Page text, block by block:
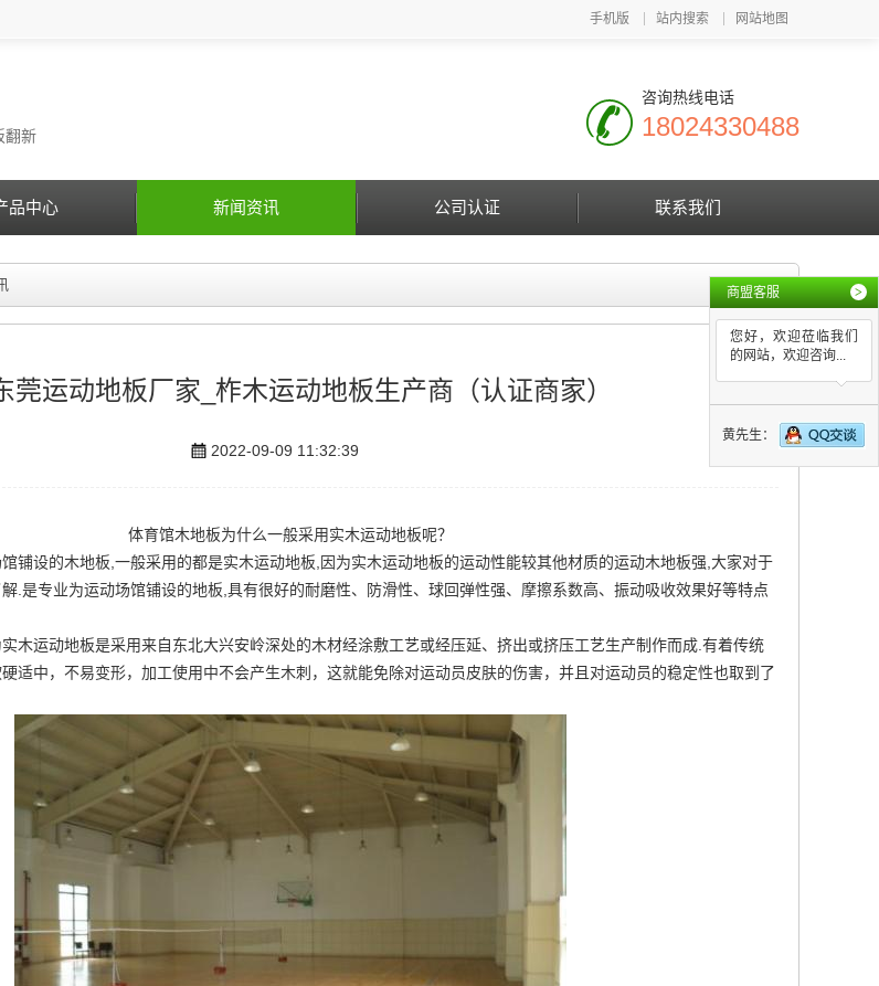
手机版 站内搜索 网站地图
翻新
咨询热线电话
18024330488
品中心 新闻资讯 公司认证 联系我们
莞运动地板厂家_柞木运动地板生产商（认证商家）
2022-09-09 11:32:39
体育馆木地板为什么一般采用实木运动地板呢？
铺设的木地板,一般采用的都是实木运动地板,因为实木运动地板的运动性能较其他材质的运动木地板强,大家对于
.是专业为运动场馆铺设的地板,具有很好的耐磨性、防滑性、球回弹性强、摩擦系数高、振动吸收效果好等特点
实木运动地板是采用来自东北大兴安岭深处的木材经涂敷工艺或经压延、挤出或挤压工艺生产制作而成.有着传统
适中，不易变形，加工使用中不会产生木刺，这就能免除对运动员皮肤的伤害，并且对运动员的稳定性也取到了
商盟客服 >
您好，欢迎莅临我们
的网站，欢迎咨询...
黄先生：